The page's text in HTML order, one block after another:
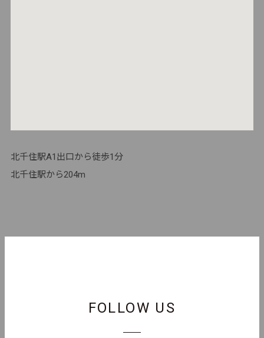
北千住駅A1出口から徒歩1分
北千住駅から204m
FOLLOW US